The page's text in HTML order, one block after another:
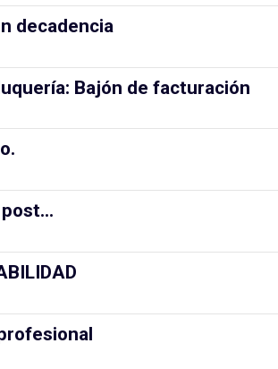
decadencia
Bajón de facturación